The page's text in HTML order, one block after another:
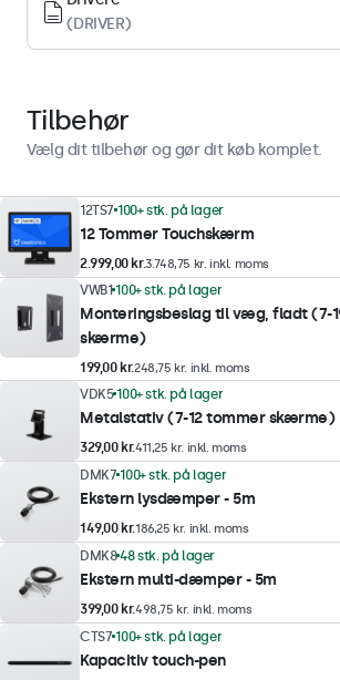
Understøttede orienteringer
Maksimal lysstyrke
Minimum lysstyrke
1 nit
Kontrast
1000:1
Betragtningsvinkel
178° Horisontal, 178° vertikal
Responstid
10 ms
Understøttede opløsninger
1920 x 1080 (max), 640 x 480 (min)
Touch-teknologi
Kapacitiv
(DRIVER)
Tilbehør
Vælg dit tilbehør og gør dit køb komplet.
12TS7 100+ stk. på lager
12 Tommer Touchskærm
2.999,00 kr.3.748,75 kr. inkl. moms
VWB1 100+ stk. på lager
Monteringsbeslag til væg, fladt (7-
skærme)
199,00 kr.248,75 kr. inkl. moms
VDK5 100+ stk. på lager
Metalstativ (7-12 tommer skærme)
329,00 kr.411,25 kr. inkl. moms
DMK7 100+ stk. på lager
Ekstern lysdæmper - 5m
149,00 kr.186,25 kr. inkl. moms
DMK8 48 stk. på lager
Ekstern multi-dæmper - 5m
399,00 kr.498,75 kr. inkl. moms
CTS7 100+ stk. på lager
Kapacitiv touch-pen